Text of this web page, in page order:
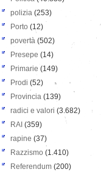
polizia (253)
Porto (12)
povertà (502)
Presepe (14)
Primarie (149)
Prodi (52)
Provincia (139)
radici e valori (3.682)
RAI (359)
rapine (37)
Razzismo (1.410)
Referendum (200)